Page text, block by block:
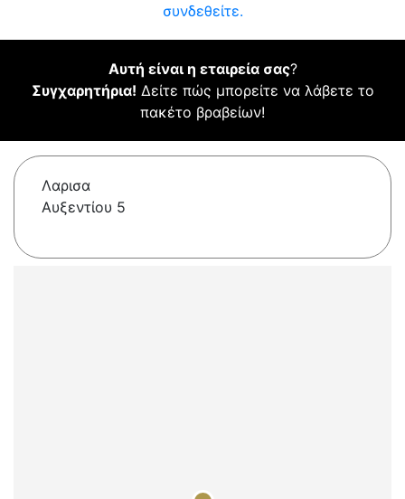
συνδεθείτε.
Αυτή είναι η εταιρεία σας?
Συγχαρητήρια! Δείτε πώς μπορείτε να λάβετε το
πακέτο βραβείων!
Λαρισα
Αυξεντίου 5